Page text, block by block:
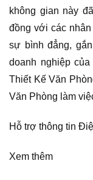
không gian này
đồng với các
sự bình đẳng,
doanh nghiệp
Thiết Kế Văn
Văn Phòng làm
Hỗ trợ thông tin
Xem thêm